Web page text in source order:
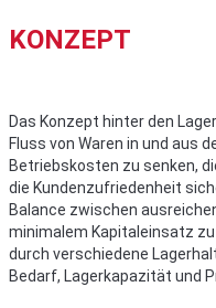
KONZEPT
Das Konzept hinter den
Fluss von Waren in und aus
Betriebskosten zu senken,
die Kundenzufriedenheit
Balance zwischen
minimalem Kapitaleinsatz
durch verschiedene
Bedarf, Lagerkapazität und